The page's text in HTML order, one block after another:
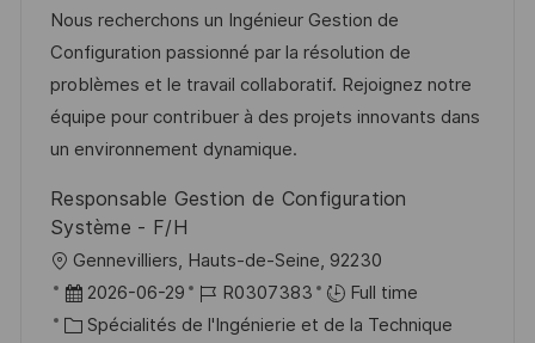
l
i
s
a
t
o
d
’
a
f
c
é
r
e
n
c
d
u
o
t
é
g
o
r
e
Nous recherchons un Ingénieur Gestion de
Configuration passionné par la résolution de
problèmes et le travail collaboratif. Rejoignez notre
équipe pour contribuer à des projets innovants dans
un environnement dynamique.
Responsable Gestion de Configuration
Système - F/H
o
c
Gennevilliers, Hauts-de-Seine, 92230
D
a
2026-06-29
R
é
R0307383
Full time
C Spécialités de l'Ingénierie et de la Technique